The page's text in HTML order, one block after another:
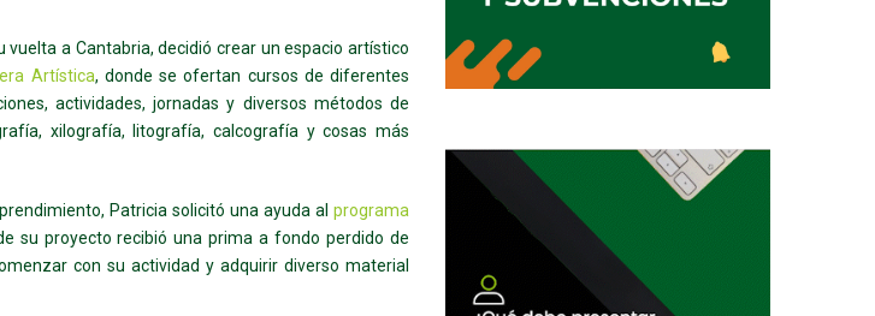
vuelta a Cantabria, decidió crear un espacio artístico
Artística, donde se ofertan cursos de diferentes
actividades, jornadas y diversos métodos de
xilografía, litografía, calcografía y cosas más
Patricia solicitó una ayuda al programa
su proyecto recibió una prima a fondo perdido de
con su actividad y adquirir diverso material